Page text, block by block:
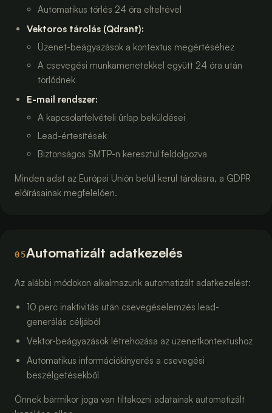
Automatikus törlés 24 óra elteltével
Vektoros tárolás (Qdrant):
Üzenet-beágyazások a kontextus megértéséhez
A csevegési munkamenetekkel együtt 24 óra után
törlődnek
E-mail rendszer:
A kapcsolatfelvételi űrlap beküldései
Lead-értesítések
Biztonságos SMTP-n keresztül feldolgozva
Minden adat az Európai Unión belül kerül tárolásra, a GDPR
előírásainak megfelelően.
05Automatizált adatkezelés
Az alábbi módokon alkalmazunk automatizált adatkezelést:
10 perc inaktivitás után csevegéselemzés lead-
generálás céljából
Vektor-beágyazások létrehozása az üzenetkontextushoz
Automatikus információkinyerés a csevegési
beszélgetésekből
Önnek bármikor joga van tiltakozni adatainak automatizált